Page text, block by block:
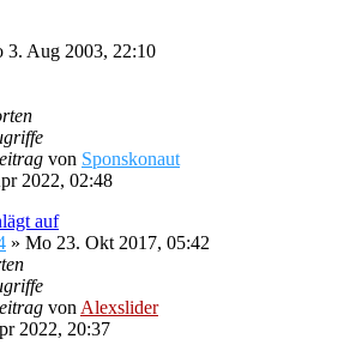
3. Aug 2003, 22:10
von Sponskonaut
2022, 02:48
auf
» Mo 23. Okt 2017, 05:42
von Alexslider
2022, 20:37